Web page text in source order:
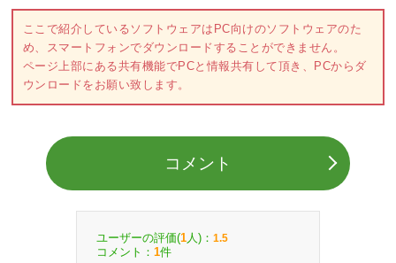
ここで紹介しているソフトウェアはPC向けのソフトウェアのた
め、スマートフォンでダウンロードすることができません。
ページ上部にある共有機能でPCと情報共有して頂き、PCからダ
ウンロードをお願い致します。
コメント
ユーザーの評価(1 人)： 1.5
コメント： 1件